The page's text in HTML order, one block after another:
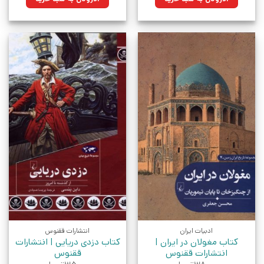
بود. بود.
ادبیات ایران
کتاب مغولان‌ در ایران |
انتشارات ققنوس
انتشارات ققنوس
کتاب دزدی دریایی | انتشارات
ققنوس